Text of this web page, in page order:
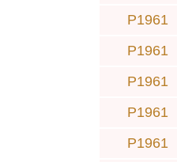
P1961
P1961
P1961
P1961
P1961